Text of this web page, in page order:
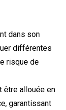
dans son
différentes
risque de
être allouée en
garantissant